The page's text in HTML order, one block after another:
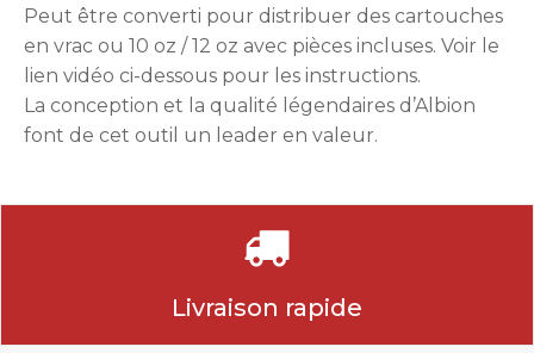
Peut être converti pour distribuer des cartouches
en vrac ou 10 oz / 12 oz avec pièces incluses. Voir le
lien vidéo ci-dessous pour les instructions.
La conception et la qualité légendaires d’Albion
font de cet outil un leader en valeur.
Livraison rapide